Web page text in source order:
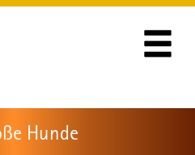
Hunde